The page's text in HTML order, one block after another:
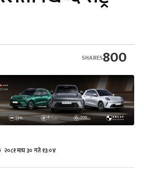
800
SHARES
२०८१ माघ ३० गते १३:०४